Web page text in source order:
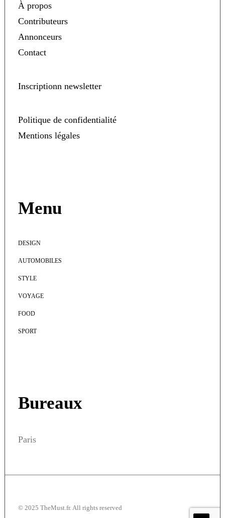
À propos
Contributeurs
Annonceurs
Contact
Inscriptionn newsletter
Politique de confidentialité
Mentions légales
Menu
DESIGN
AUTOMOBILES
STYLE
VOYAGE
FOOD
SPORT
Bureaux
Paris
© 2025 TheMust.fr. All rights reserved